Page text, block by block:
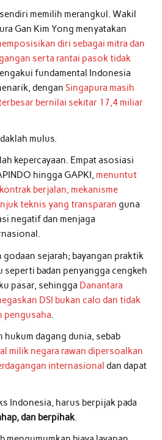
memilih merangkul. Wakil
Gan Kim Yong menyatakan
diri sebagai mitra dan
serta rantai pasok tidak
fundamental Indonesia
dengan Singapura masih
bernilai sekitar 17,4 miliar
mulus.
kepercayaan. Empat asosiasi
hingga GAPKI, menuntut
berjalan, mekanisme
teknis yang transparan guna
negatif dan menjaga
godaan sejarah; bayangan praktik
seperti badan penyangga cengkeh
pasar, sehingga Danantara
DSI bukan calo dan tidak
pengusaha.
hukum dagang dunia, sebab
milik negara rawan dipersoalkan
internasional dan dapat
Indonesia, harus berpijak pada
dan berpihak.